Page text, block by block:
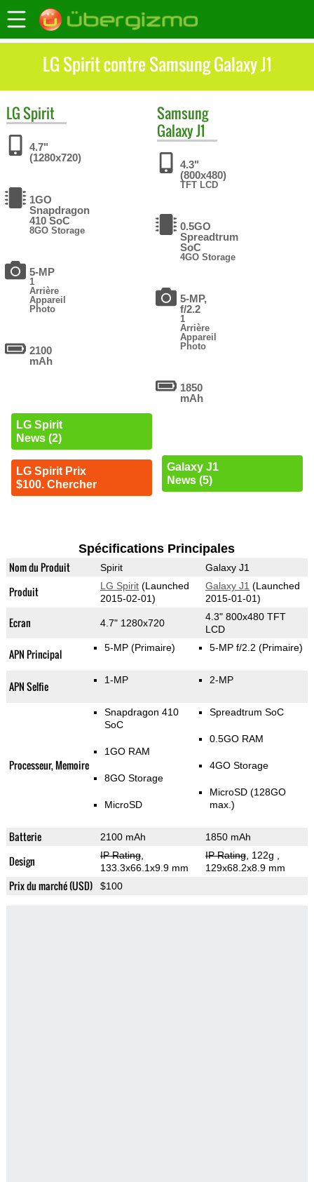
LG Spirit contre Samsung Galaxy J1
LGSpirit
4.7"
(1280x720)
1GO
Snapdragon
410 SoC
8GO Storage
5-MP
1
Arrière
Appareil
Photo
2100
mAh
LG Spirit
News (2)
LG Spirit Prix
$100. Chercher
Samsung
Galaxy J1
4.3"
(800x480)
TFT LCD
0.5GO
Spreadtrum
SoC
4GO Storage
5-MP,
f/2.2
1
Arrière
Appareil
Photo
1850
mAh
Galaxy J1
News (5)
Spécifications Principales
Nom du Produit Spirit Galaxy J1
Produit LG Spirit(Launched
2015-02-01)
Galaxy J1 (Launched
2015-01-01)
Ecran 4.7" 1280x720
4.3" 800x480 TFT
LCD
APN Principal 5-MP (Primaire) 5-MP f/2.2 (Primaire)
APN Selfie 1-MP 2-MP
Processeur, Memoire
Snapdragon 410
SoC
1GO RAM
8GO Storage
MicroSD
Spreadtrum SoC
0.5GO RAM
4GO Storage
MicroSD (128GO
max.)
Batterie 2100 mAh 1850 mAh
Design IP Rating,
133.3x66.1x9.9 mm
IP Rating, 122g
129x68.2x8.9 mm
Prix du marché (USD) $100